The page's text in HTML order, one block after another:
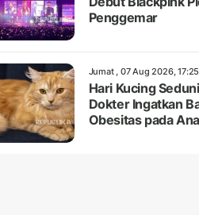
Penggemar
Jumat , 07 Aug 2026,
Hari Kucing
Dokter Ingatkan
Obesitas pada